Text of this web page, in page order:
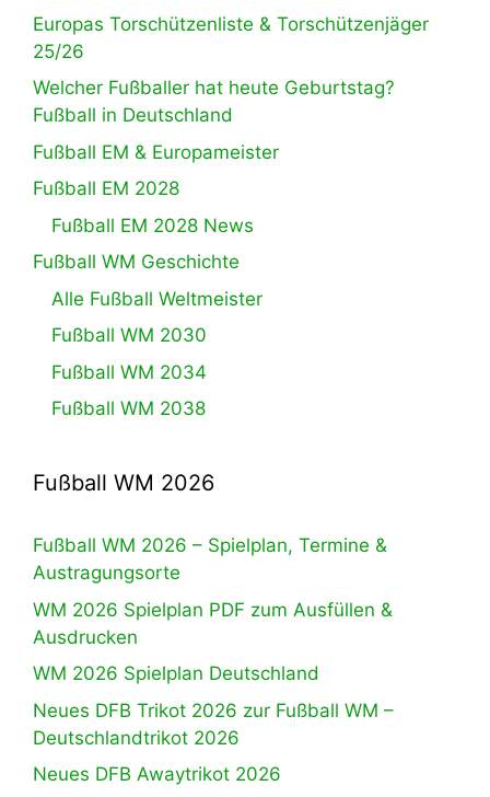
Europas Torschützenliste & Torschützenjäger
25/26
Welcher Fußballer hat heute Geburtstag?
Fußball in Deutschland
Fußball EM & Europameister
Fußball EM 2028
Fußball EM 2028 News
Fußball WM Geschichte
Alle Fußball Weltmeister
Fußball WM 2030
Fußball WM 2034
Fußball WM 2038
Fußball WM 2026
Fußball WM 2026 – Spielplan, Termine &
Austragungsorte
WM 2026 Spielplan PDF zum Ausfüllen &
Ausdrucken
WM 2026 Spielplan Deutschland
Neues DFB Trikot 2026 zur Fußball WM –
Deutschlandtrikot 2026
Neues DFB Awaytrikot 2026